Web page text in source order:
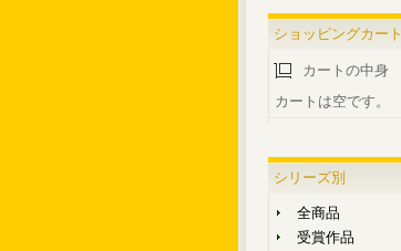
ショッピングカート
カートの中身
カートは空です。
シリーズ別
全商品
受賞作品